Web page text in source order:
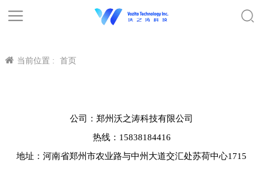
当前位置 : 首页
公司：郑州沃之涛科技有限公司
热线：15838184416
地址：河南省郑州市农业路与中州大道交汇处苏荷中心1715